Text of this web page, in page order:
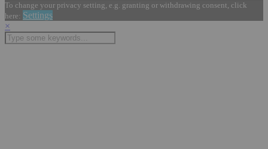
To change your privacy setting, e.g. granting or withdrawing consent, click
here: Settings
×